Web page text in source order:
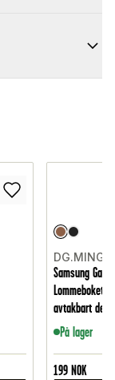
DG.MING
Samsung
Lommeboketui
avtakbart
På lager
199 NOK